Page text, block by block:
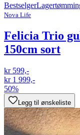
Bestselger
Nova Life
Felicia Trio
150cm sort
kr 599,-
kr 1 999,-
50%
Legg til ønskeliste